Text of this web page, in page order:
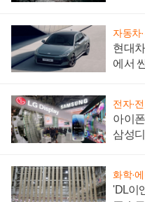
자동차
현대
에서
전자·
아이
삼성
화학·
'DL이